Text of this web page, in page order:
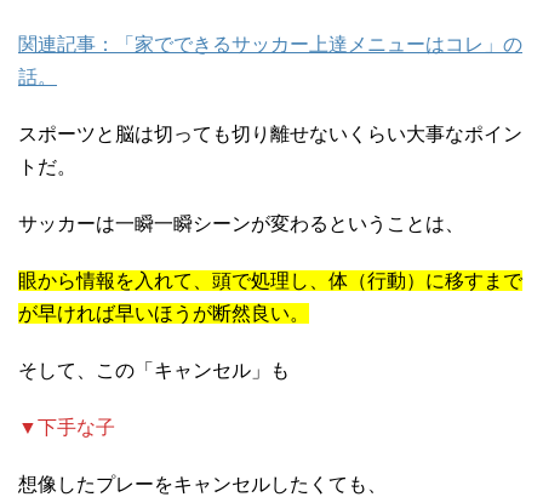
関連記事：「家でできるサッカー上達メニューはコレ」の
話。
スポーツと脳は切っても切り離せないくらい大事なポイン
トだ。
サッカーは一瞬一瞬シーンが変わるということは、
眼から情報を入れて、頭で処理し、体（行動）に移すまで
が早ければ早いほうが断然良い。
そして、この「キャンセル」も
▼下手な子
想像したプレーをキャンセルしたくても、